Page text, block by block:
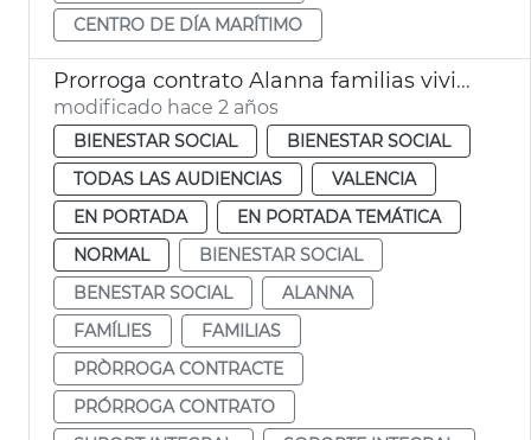
CENTRO DE DÍA MARÍTIMO
Prorroga contrato Alanna familias vivienda precaria
modificado hace 2 años
BIENESTAR SOCIAL
BIENESTAR SOCIAL
TODAS LAS AUDIENCIAS
VALENCIA
EN PORTADA
EN PORTADA TEMÁTICA
NORMAL
BIENESTAR SOCIAL
BENESTAR SOCIAL
ALANNA
FAMÍLIES
FAMILIAS
PRÒRROGA CONTRACTE
PRÓRROGA CONTRATO